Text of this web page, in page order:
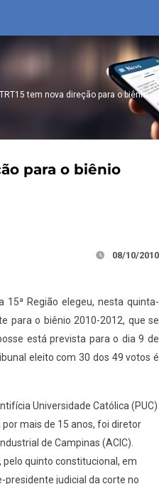
TRT15 tem nova direção para o biênio
para o biênio
08/10/2010
15ª Região elegeu, nesta quinta-
para o biênio 2010-2012, que se
está prevista para o dia 9 de
eleito com 30 dos 49 votos é
Universidade Católica (PUC)
mais de 15 anos, foi diretor
de Campinas (ACIC).
pelo quinto constitucional, em
presidente judicial da corte no